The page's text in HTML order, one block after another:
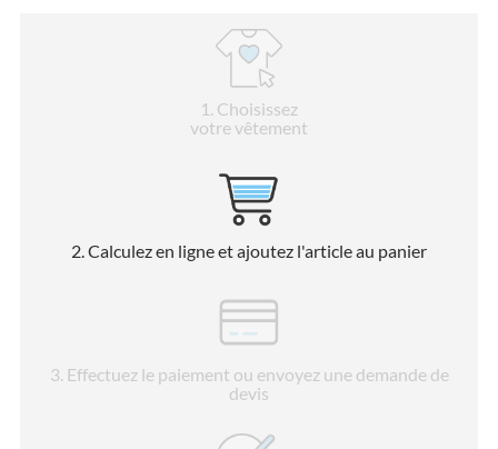
1 . Choisissez
votre vêtement
2. Calculez en ligne et ajoutez l'article au panier
3. Effectuez le paiement ou envoyez une demande de
devis